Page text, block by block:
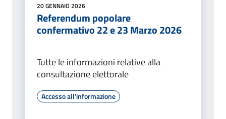
20 GENNAIO 2026
Referendum popolare
confermativo 22 e 23 Marzo 2026
Tutte le informazioni relative alla
consultazione elettorale
Accesso all'informazione